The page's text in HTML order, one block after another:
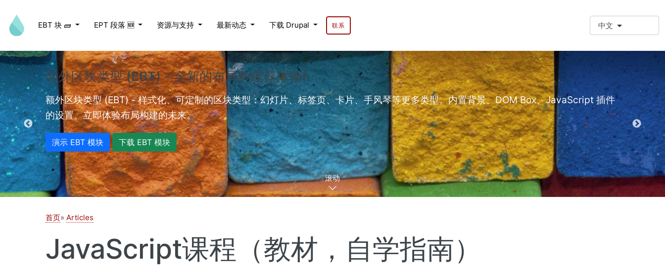
EBT 块 🧱 EPT 段落 🆕 资源与支持 最新动态 下载 Drupal 联系 中文
videos.
额外区块类型 (EBT) - 全新的布局构建器体验❗
额外区块类型 (EBT) - 样式化、可定制的区块类型：幻灯片、标签页、卡片、手风琴等更多类型。内置背景、DOM Box、JavaScript 插件
的设置。立即体验布局构建的未来。
演示 EBT 模块 下载 EBT 模块
❗额外
额外段落类
演示 EPT
滚动
首页 Articles
JavaScript课程（教材，自学指南）